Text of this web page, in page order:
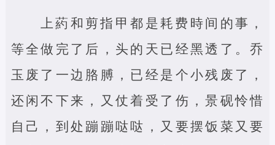
上葯和剪指甲都是耗费時间的事，
等全做完了后，头的天已经黑透了。乔
玉废了一边胳膊，已经是个小残废了，
还闲不下来，又仗着受了伤，景砚怜惜
自己，到处蹦蹦哒哒，又要摆饭菜又要